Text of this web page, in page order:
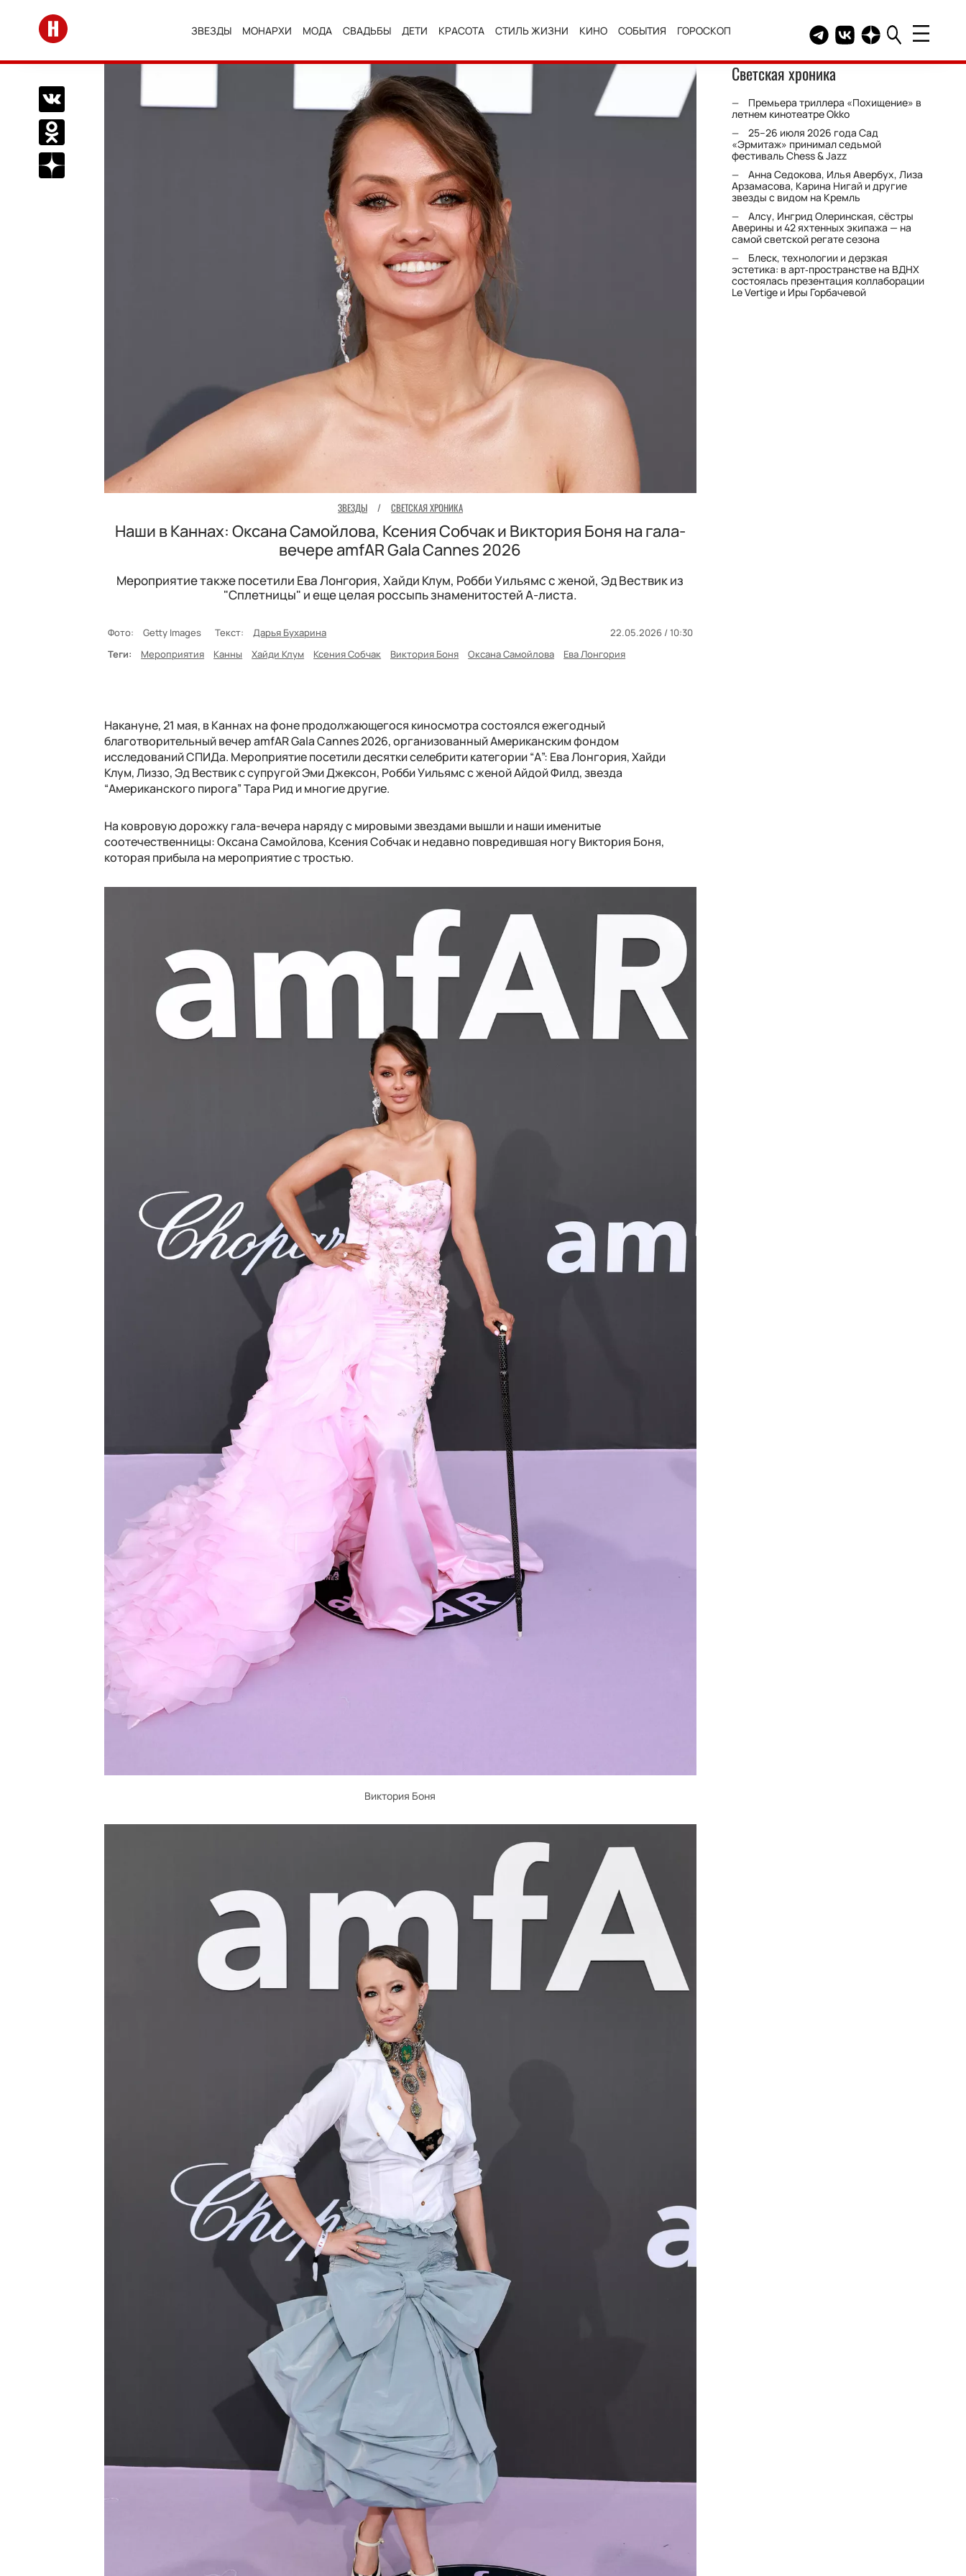
Перейти на главную
ЗВЕЗДЫ МОНАРХИ МОДА СВАДЬБЫ ДЕТИ КРАСОТА СТИЛЬ ЖИЗНИ КИНО СОБЫТИЯ ГОРОСКОП Telegram канал HELLO
Группа HELLO
Канал HELLO в
Поделиться Вконтакте
Поделиться в Одноклассниках
Подписаться на нас в Дзен
ЗВЕЗДЫ / СВЕТСКАЯ ХРОНИКА
Наши в Каннах: Оксана Самойлова, Ксения Собчак и Виктория Боня на гала-
вечере amfAR Gala Cannes 2026
Мероприятие также посетили Ева Лонгория, Хайди Клум, Робби Уильямс с женой, Эд Вествик из
"Сплетницы" и еще целая россыпь знаменитостей А-листа.
Фото: Getty Images Текст: Дарья Бухарина
22.05.2026 / 10:30
Теги:
Мероприятия Канны Хайди Клум Ксения Собчак Виктория Боня Оксана Самойлова Ева Лонгория
Накануне, 21 мая, в Каннах на фоне продолжающегося киносмотра состоялся ежегодный
благотворительный вечер amfAR Gala Cannes 2026, организованный Американским фондом
исследований СПИДа. Мероприятие посетили десятки селебрити категории “А”: Ева Лонгория, Хайди
Клум, Лиззо, Эд Вествик с супругой Эми Джексон, Робби Уильямс с женой Айдой Филд, звезда
“Американского пирога” Тара Рид и многие другие.
На ковровую дорожку гала-вечера наряду с мировыми звездами вышли и наши именитые
соотечественницы: Оксана Самойлова, Ксения Собчак и недавно повредившая ногу Виктория Боня,
которая прибыла на мероприятие с тростью.
Виктория Боня
Светская хроника
Премьера триллера «Похищение» в
летнем кинотеатре Okko
25–26 июля 2026 года Сад
«Эрмитаж» принимал седьмой
фестиваль Chess & Jazz
Анна Седокова, Илья Авербух, Лиза
Арзамасова, Карина Нигай и другие
звезды с видом на Кремль
Алсу, Ингрид Олеринская, сёстры
Аверины и 42 яхтенных экипажа — на
самой светской регате сезона
Блеск, технологии и дерзкая
эстетика: в арт‑пространстве на ВДНХ
состоялась презентация коллаборации
Le Vertige и Иры Горбачевой